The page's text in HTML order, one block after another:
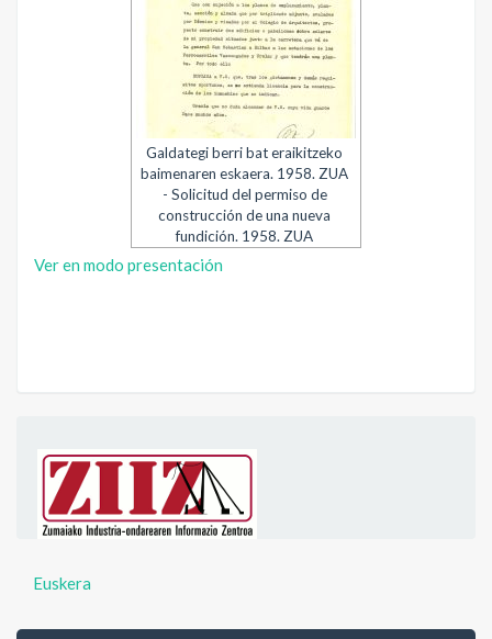
Galdategi berri bat eraikitzeko
baimenaren eskaera. 1958. ZUA
- Solicitud del permiso de
construcción de una nueva
fundición. 1958. ZUA
Ver en modo presentación
Euskera